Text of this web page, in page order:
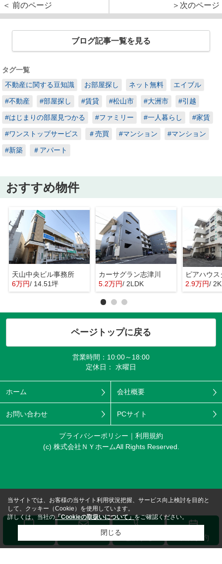
＜ 前のページ ＞次のページ
ブログ記事一覧を見る
タグ一覧
不動産に関する豆知識
お部屋探し ネット無料 エイブル
#不動産 #部屋探し #賃貸 #松山市 #大洲市 #引越
#はじまりの部屋見つかる #ファミリー #一人暮らし #家賃
#ワンストップサービス ＃売買 #マンション #マンション
#新築 ＃アパート
おすすめ物件
天山中央ビル事務所
6万円/ 14.51坪
カーサグラン志津川
5.2万円/ 2LDK
ピアハウス
2.9万円/ 2K
ページトップに戻る
営業時間：10:00～18:00
定休日： 水曜日
ホーム 会社概要
お問い合わせ PCサイト
プライバシーポリシー
利用規約
(c) 株式会社ＮＹホームAll Rights Reserved.
来店予約
当サイトでは、お客様の当サイト利用状況把握、サービス向上検討を目的と
して、クッキー（Cookie）を使用しています。
詳しくは、当社の 「Cookieの取扱いについて」をご確認ください。
閉じる